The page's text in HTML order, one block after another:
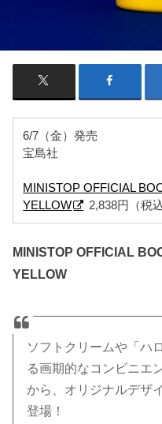
6/7（金）発売
宝島社
MINISTOP OFFICIAL
YELLOW
2,838円（税込
MINISTOP OFFICIAL
YELLOW
ソフトクリームや「ハ
る画期的なコンビニエ
から、オリジナルデザ
登場！